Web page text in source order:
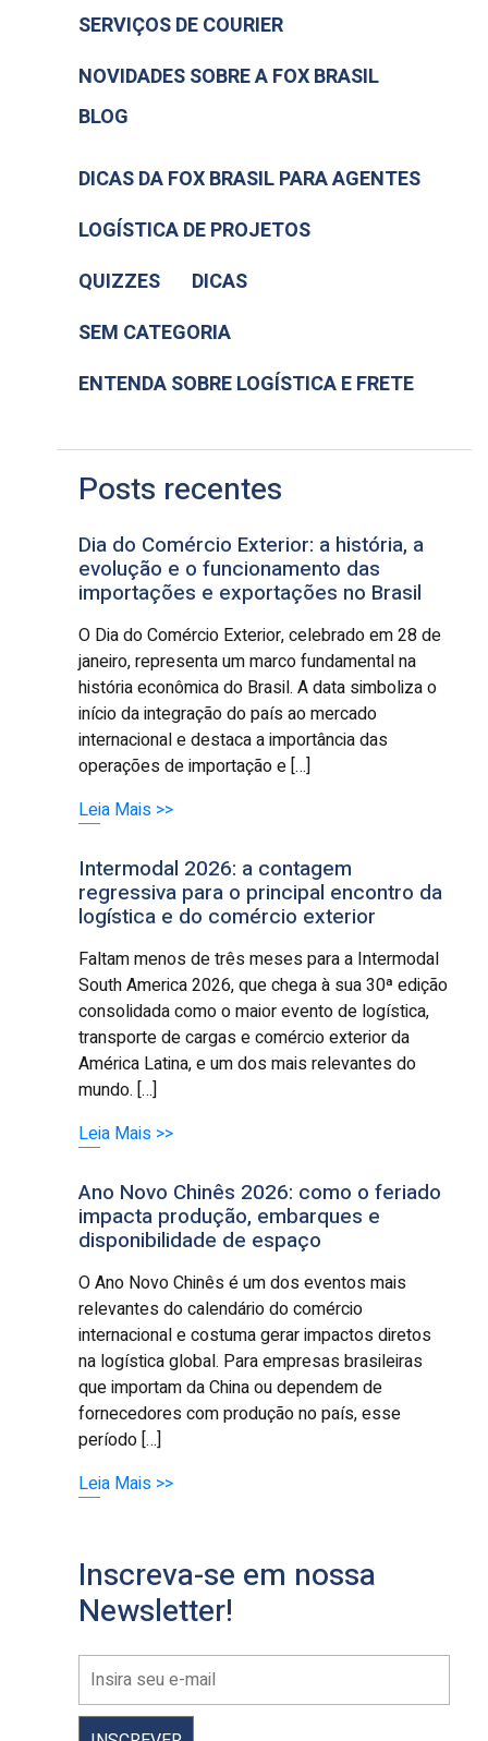
SERVIÇOS DE COURIER
NOVIDADES SOBRE A FOX BRASIL
BLOG
DICAS DA FOX BRASIL PARA AGENTES
LOGÍSTICA DE PROJETOS
QUIZZES
DICAS
SEM CATEGORIA
ENTENDA SOBRE LOGÍSTICA E FRETE
Posts recentes
Dia do Comércio Exterior: a história, a
evolução e o funcionamento das
importações e exportações no Brasil
O Dia do Comércio Exterior, celebrado em 28 de
janeiro, representa um marco fundamental na
história econômica do Brasil. A data simboliza o
início da integração do país ao mercado
internacional e destaca a importância das
operações de importação e […]
Leia Mais >>
Intermodal 2026: a contagem
regressiva para o principal encontro da
logística e do comércio exterior
Faltam menos de três meses para a Intermodal
South America 2026, que chega à sua 30ª edição
consolidada como o maior evento de logística,
transporte de cargas e comércio exterior da
América Latina, e um dos mais relevantes do
mundo. […]
Leia Mais >>
Ano Novo Chinês 2026: como o feriado
impacta produção, embarques e
disponibilidade de espaço
O Ano Novo Chinês é um dos eventos mais
relevantes do calendário do comércio
internacional e costuma gerar impactos diretos
na logística global. Para empresas brasileiras
que importam da China ou dependem de
fornecedores com produção no país, esse
período […]
Leia Mais >>
Inscreva-se em nossa
Newsletter!